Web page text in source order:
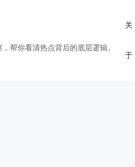
帮你看清热点背后的底层逻辑。
关
于